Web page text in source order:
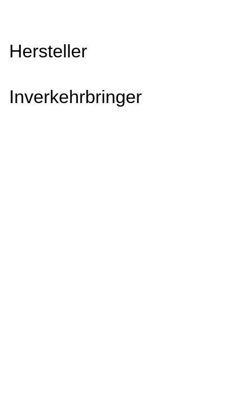
Hersteller
Inverkehrbringer